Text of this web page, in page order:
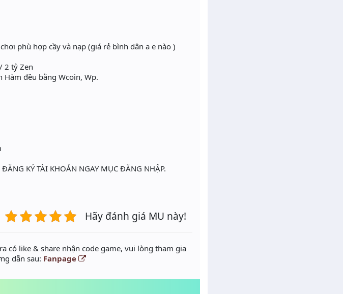
chơi phù hợp cầy và nạp (giá rẻ bình dân a e nào )
2 tỷ Zen
Hàm đều bằng Wcoin, Wp.
KÝ TÀI KHOẢN NGAY MỤC ĐĂNG NHẬP.
Hãy đánh giá MU này!
có like & share nhận code game, vui lòng tham gia
dẫn sau: Fanpage